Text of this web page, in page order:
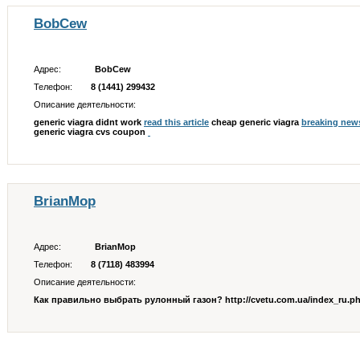
BobCew
Адрес:
BobCew
Телефон:
8 (1441) 299432
Описание деятельности:
generic viagra didnt work read this article cheap generic viagra breaking
generic viagra cvs coupon
BrianMop
Адрес:
BrianMop
Телефон:
8 (7118) 483994
Описание деятельности:
Как правильно выбрать рулонный газон? http://cvetu.com.ua/